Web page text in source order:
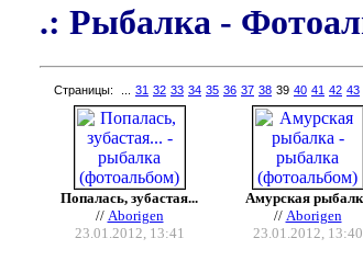
.: Рыбалка -
Страницы: 31 32 33 34 35 36 37 38 39 40 41 42 43
Попалась, зубастая...
// Aborigen
23.01.2012, 13:41
Амурская
// Aborigen
23.01.2012, 13:40